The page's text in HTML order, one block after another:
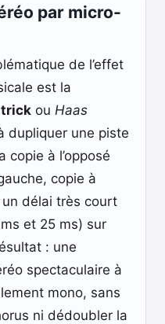
par micro-
de l’effet
est la
trick ou Haas
dupliquer une piste
copie à l’opposé
copie à
délai très court
et 25 ms) sur
: une
spectaculaire à
mono, sans
ni dédoubler la